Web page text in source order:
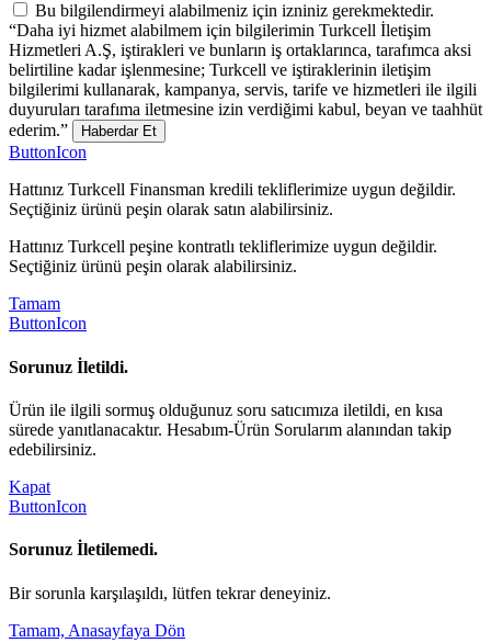
Bu bilgilendirmeyi alabilmeniz için izniniz gerekmektedir.
“Daha iyi hizmet alabilmem için bilgilerimin Turkcell İletişim
Hizmetleri A.Ş, iştirakleri ve bunların iş ortaklarınca, tarafımca aksi
belirtiline kadar işlenmesine; Turkcell ve iştiraklerinin iletişim
bilgilerimi kullanarak, kampanya, servis, tarife ve hizmetleri ile ilgili
duyuruları tarafıma iletmesine izin verdiğimi kabul, beyan ve taahhüt
ederim.”
Haberdar Et
ButtonIcon
Hattınız Turkcell Finansman kredili tekliflerimize uygun değildir.
Seçtiğiniz ürünü peşin olarak satın alabilirsiniz.
Hattınız Turkcell peşine kontratlı tekliflerimize uygun değildir.
Seçtiğiniz ürünü peşin olarak alabilirsiniz.
Tamam
ButtonIcon
Sorunuz İletildi.
Ürün ile ilgili sormuş olduğunuz soru satıcımıza iletildi, en kısa
sürede yanıtlanacaktır. Hesabım-Ürün Sorularım alanından takip
edebilirsiniz.
Kapat
ButtonIcon
Sorunuz İletilemedi.
Bir sorunla karşılaşıldı, lütfen tekrar deneyiniz.
Tamam, Anasayfaya Dön